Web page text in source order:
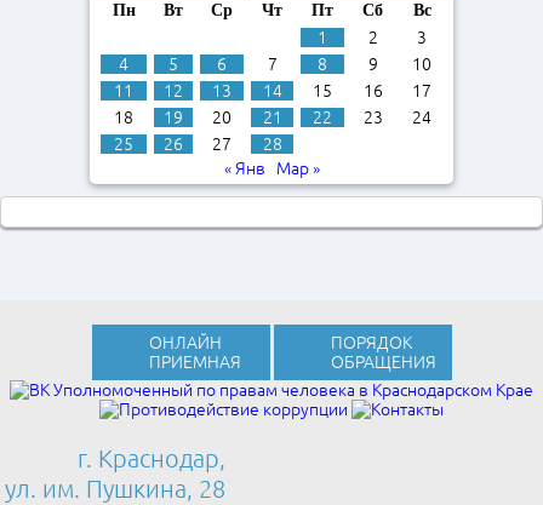
Пн Вт Ср Чт Пт Сб Вс
1 2
3
4
5 6 7 8 9
10
11
12 13 14 15 16
17
18
19 20 21 22 23
24
25
26 27
28
« Янв
Мар »
ОНЛАЙН
ПРИЕМНАЯ
ПОРЯДОК
ОБРАЩЕНИЯ
г. Краснодар,
ул. им. Пушкина, 28